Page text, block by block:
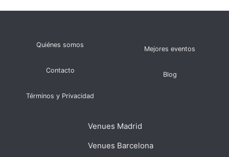
Venues Madrid
Venues Barcelona
Quiénes somos
Contacto
Términos y Privacidad
Mejores eventos
Blog